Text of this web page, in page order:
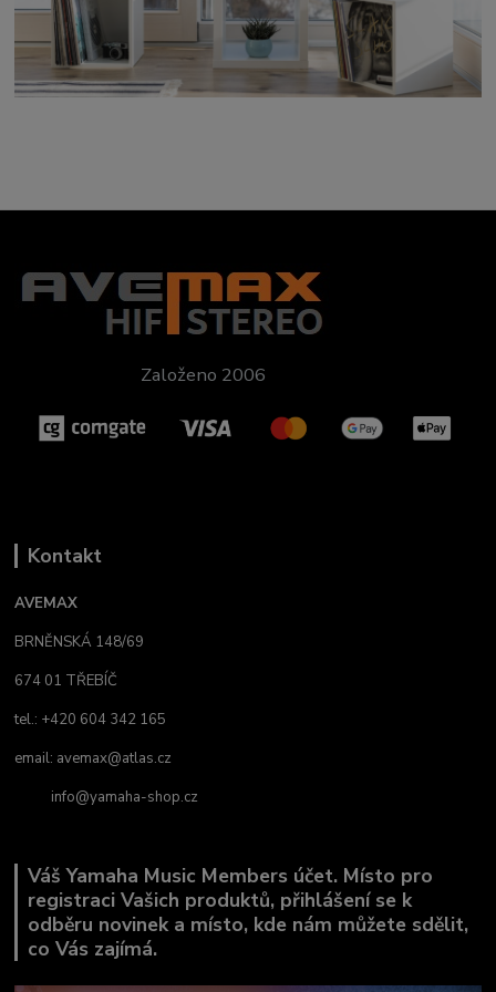
Založeno 2006
Kontakt
AVEMAX
BRNĚNSKÁ 148/69
674 01 TŘEBÍČ
tel.: +420 604 342 165
email: avemax@atlas.cz
info@yamaha-shop.cz
Váš Yamaha Music Members účet. Místo pro
registraci Vašich produktů, přihlášení se k
odběru novinek a místo, kde nám můžete sdělit,
co Vás zajímá.